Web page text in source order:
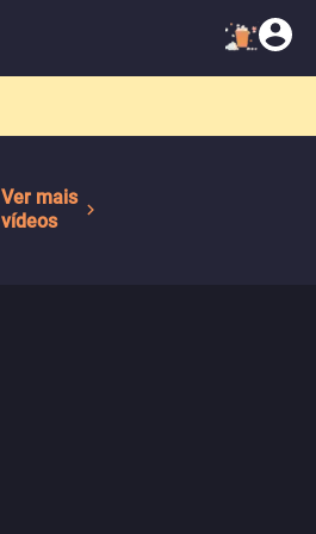
Ver mais
vídeos